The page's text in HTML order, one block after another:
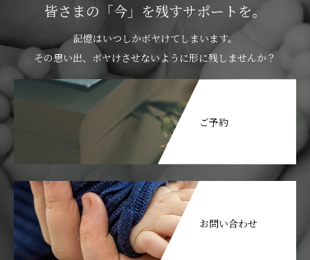
皆さまの「今」を残すサポートを。
記憶はいつしかボヤけてしまいます。
その思い出、ボヤけさせないように形に残しませんか？
ご予約
お問い合わせ